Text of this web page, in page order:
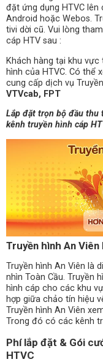
đặt ứng dụng HTVC
Android hoặc Webos.
tivi dời cũ. Vui lòng
cáp HTV sau :
Khách hàng tại khu
hình của HTVC. Có thể
cung cấp dịch vụ
VTVcab, FPT
Lắp đặt trọn bộ đầu thu
kênh truyền hình cáp
Truyền hình An Viên
Truyền hình An Viên là
nhìn Toàn Cầu. Truyền
hình cáp cho các khu
hợp giữa chảo tín hiệu
Truyền hình An Viên
Trong đó có các kênh
Phí lắp đặt & Gói
HTVC